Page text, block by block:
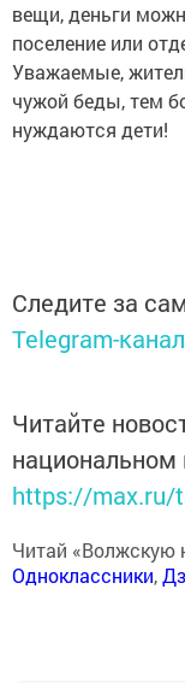
вещи, деньги
поселение или
Уважаемые,
чужой беды, тем
нуждаются дети!
Следите за
Telegram-
Читайте
https://max.ru/
Читай «Волжскую
Одноклассники,